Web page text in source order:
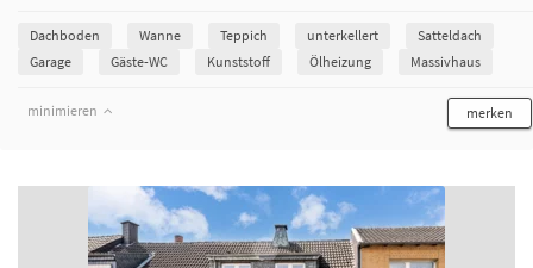
Dachboden Wanne Teppich unterkellert
Satteldach
Garage
Gäste-WC Kunststoff Ölheizung Massivhaus
minimieren merken